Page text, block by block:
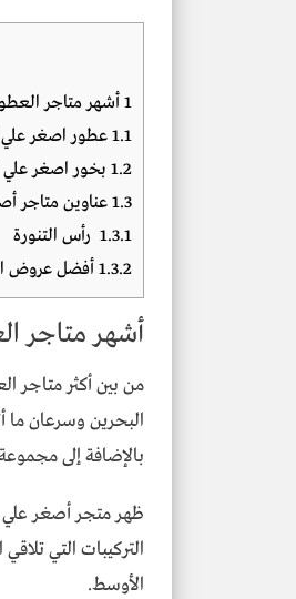
1 أشهر متاجر
1.1عطور اصغر علي
1.2 بخور اصغر علي
1.3عناوين متاجر
1.3.1 رأس التنورة
1.3.2 أفضل عروض
أشهر متاجر
من بين أكثر متاجر
البحرين وسرعان ما
بالإضافة إلى
التركيبات التي
الأوسط.